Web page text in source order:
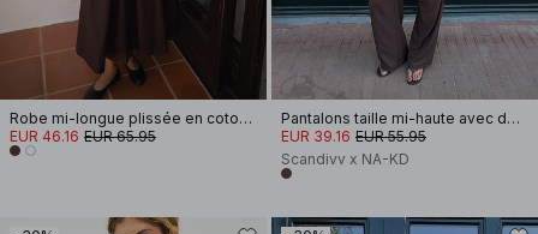
Robe mi-longue plissée en coton à manches courtes
EUR 46.16 EUR 65.95
Pantalons taille mi-haute avec détail de boucle
EUR 39.16 EUR 55.95
Scandivv x NA-KD